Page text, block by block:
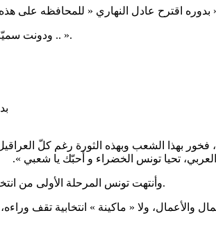
بدوره اقترح عادل النهاري « والا الامور ستتغير ».
ودونت سميّة: « تونس دائمًا تصنع الحدث و دائمًا سبّاقة بآلاف السنين خطوة نحو الديمقرطية يستحيل يستوعبها .. ».
فخور بهذا الشعب وبهذه الثورة رغم كلّ
تحيا تونس الخضراء و أحبّك يا شعبي ».
وأنتهت تونس المرحلة الأولى من انتخاباتها الرئاسية بترشح الأستاذ قيس سعيّد ونبيل القوري الذي يقبع حاليًا في السجن إلى الدور الثاني.